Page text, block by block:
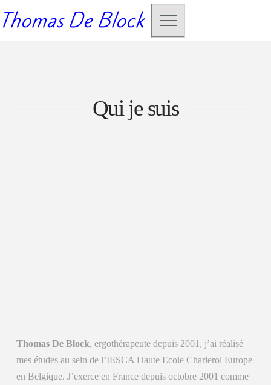
Thomas De Block
Qui je suis
Thomas De Block, ergothérapeute depuis 2001, j’ai réalisé
mes études au sein de l’IESCA Haute Ecole Charleroi Europe
en Belgique. J’exerce en France depuis octobre 2001 comme